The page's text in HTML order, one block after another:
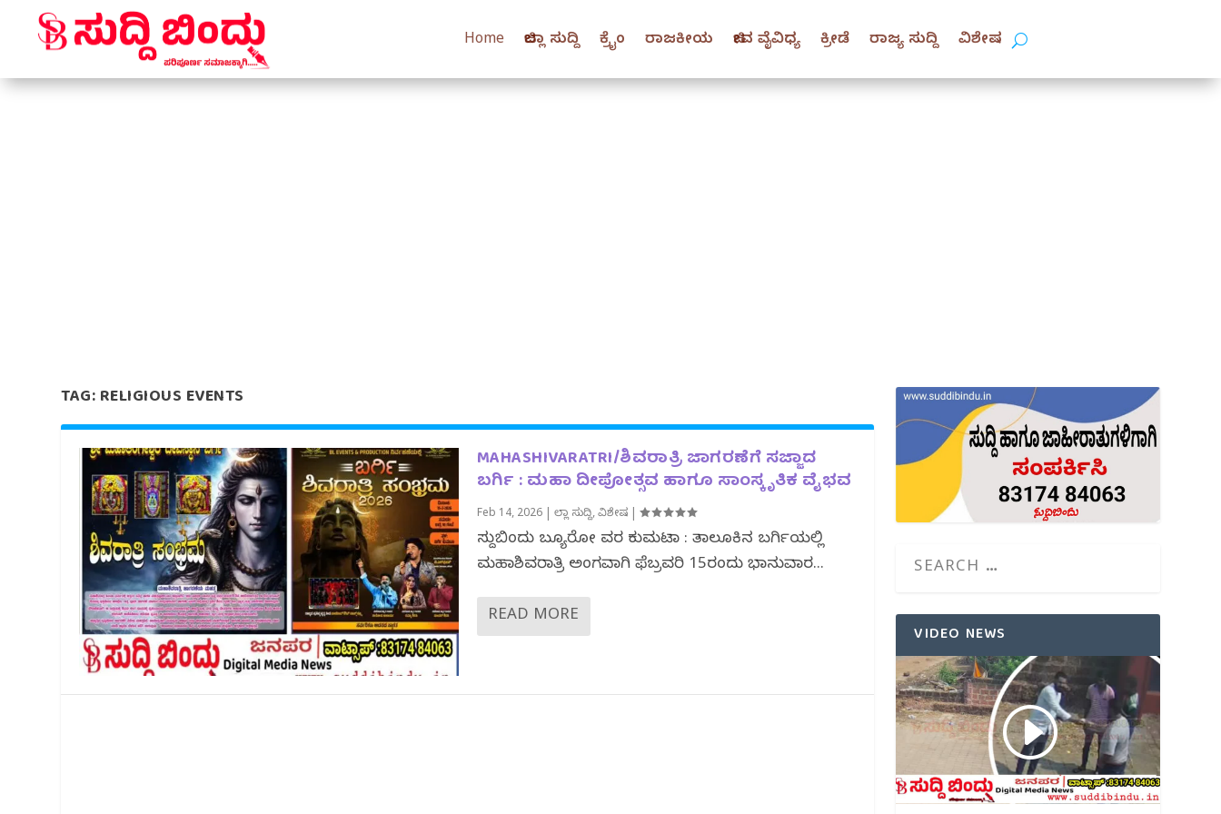
Home ಜಿಲ್ಲಾ ಸುದ್ದಿ ಕ್ರೈಂ ರಾಜಕೀಯ ಜೀವ ವೈವಿಧ್ಯ ಕ್ರೀಡೆ ರಾಜ್ಯ ಸುದ್ದಿ ವಿಶೇಷ
TAG:RELIGIOUS EVENTS
MAHASHIVARATRI/ಶಿವರಾತ್ರಿ ಜಾಗರಣೆಗೆ ಸಜ್ಜಾದ
ಬರ್ಗಿ : ಮಹಾ ದೀಪೋತ್ಸವ ಹಾಗೂ ಸಾಂಸ್ಕೃತಿಕ ವೈಭವ
Feb 14, 2026| ಜಿಲ್ಲಾ ಸುದ್ದಿ,ವಿಶೇಷ|
ಸುದ್ದಿಬಿಂದು ಬ್ಯೂರೋ ವರದಿ ಕುಮಟಾ : ತಾಲೂಕಿನ ಬರ್ಗಿಯಲ್ಲಿ
ಮಹಾಶಿವರಾತ್ರಿ ಅಂಗವಾಗಿ ಫೆಬ್ರವರಿ 15ರಂದು ಭಾನುವಾರ...
READ MORE
VIDEO NEWS